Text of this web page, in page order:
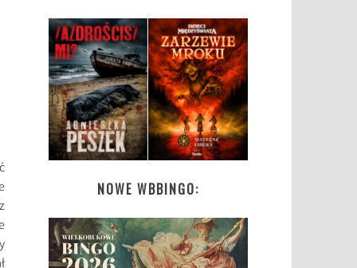
NOWE WBBINGO: